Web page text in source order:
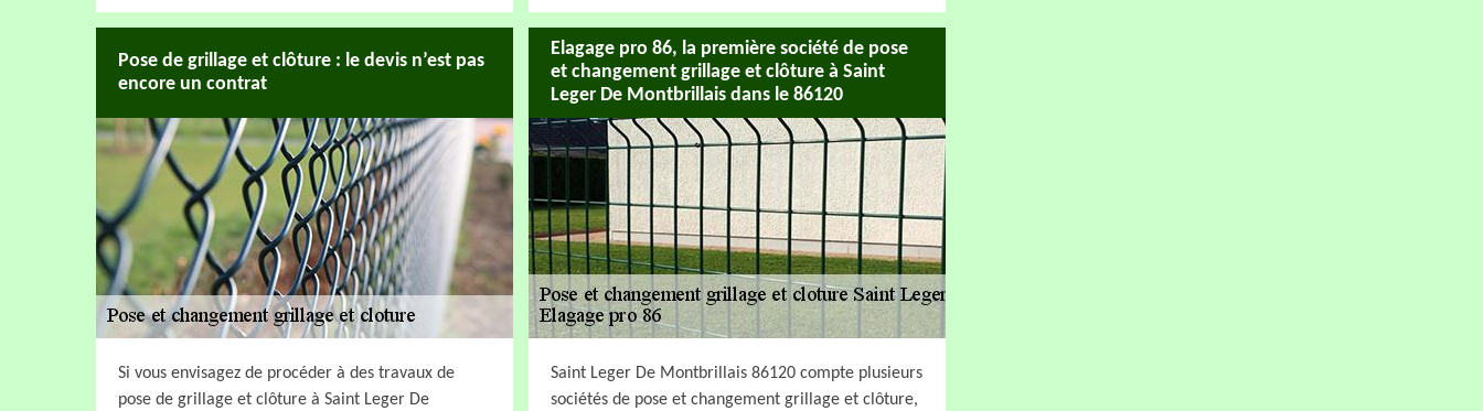
Pose de grillage et clôture : le devis n’est pas
encore un contrat
Si vous envisagez de procéder à des travaux de
pose de grillage et clôture à Saint Leger De
Elagage pro 86, la première société de pose
et changement grillage et clôture à Saint
Leger De Montbrillais dans le 86120
Saint Leger De Montbrillais 86120 compte plusieurs
sociétés de pose et changement grillage et clôture,